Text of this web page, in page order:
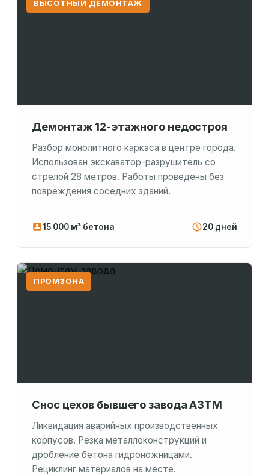
ВЫСОТНЫЙ ДЕМОНТАЖ
Демонтаж 12-этажного недостроя
Разбор монолитного каркаса в центре города.
Использован экскаватор-разрушитель со
стрелой 28 метров. Работы проведены без
повреждения соседних зданий.
15 000 м³ бетона 20 дней
ПРОМЗОНА
Снос цехов бывшего завода АЗТМ
Ликвидация аварийных производственных
корпусов. Резка металлоконструкций и
дробление бетона гидроножницами.
Рециклинг материалов на месте.